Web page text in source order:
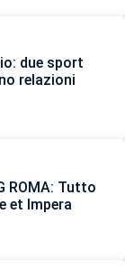
due sport
relazioni
ROMA: Tutto
et Impera